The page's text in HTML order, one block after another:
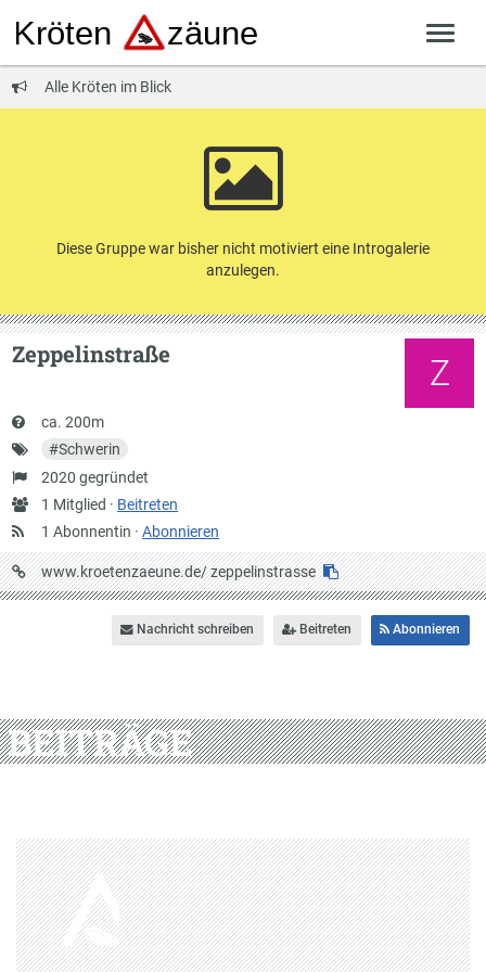
Alle Kröten im Blick
Diese Gruppe war bisher nicht motiviert eine Introgalerie
anzulegen.
Z
Zeppelinstraße
Kurzbeschreibung
ca. 200m
Schlagworte
#Schwerin
Gründung
2020 gegründet
Anzahl
Mitglieder
1 Mitglied · Beitreten
1 Abonnentin ·Abonnieren
URL
auf
www.kroetenzaeune.de/ zeppelinstrasse
Nachricht schreiben Beitreten Abonnieren
BEITRÄGE